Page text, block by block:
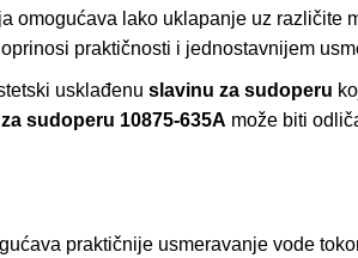
omogućava lako uklapanje uz
praktičnosti i jednostavnijem
usklađenu slavinu za sudoperu
sudoperu 10875-635A može biti
praktičnije usmeravanje vode